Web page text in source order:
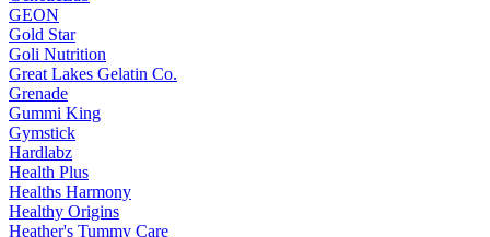
GEON
Gold Star
Goli Nutrition
Great Lakes Gelatin Co.
Grenade
Gummi King
Gymstick
Hardlabz
Health Plus
Healths Harmony
Healthy Origins
Heather's Tummy Care